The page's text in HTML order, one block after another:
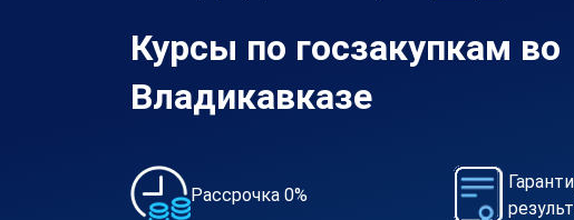
Курсы по госзакупкам во
Владикавказе
Рассрочка 0%